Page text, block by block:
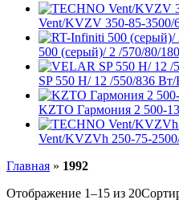
Vent/KVZV 350-85-3500/
500 (серый)/ 2 /570/80/
SP 550 H/ 12 /550/836
KZTO Гармония 2 500-
Vent/KVZVh 250-75-
Главная » 1992
Отображение 1–15 из 20